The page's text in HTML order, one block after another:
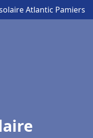
Atlantic Pamiers